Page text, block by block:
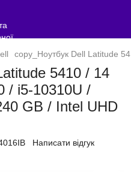
copy_Ноутбук Dell Latitude
5410 / 14
/ i5-10310U /
GB / Intel UHD
Написати відгук